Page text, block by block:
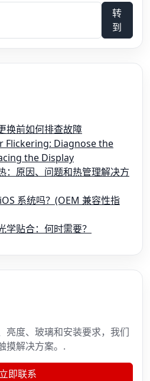
转
到
换前如何排查故障
Diagnose the
the Display
：原因、问题和热管理解决方
系统吗？(OEM 兼容性指
学贴合：何时需要？
亮度、玻璃和安装要求，我们
摸解决方案。.
立即联系